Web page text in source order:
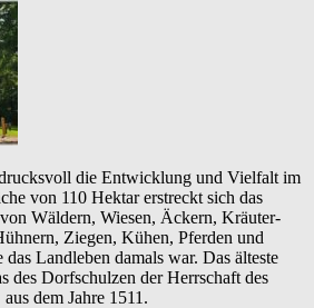
die Entwicklung und Vielfalt im
von 110 Hektar erstreckt sich das
Wäldern, Wiesen, Äckern, Kräuter-
Ziegen, Kühen, Pferden und
Landleben damals war. Das älteste
des Dorfschulzen der Herrschaft des
dem Jahre 1511.